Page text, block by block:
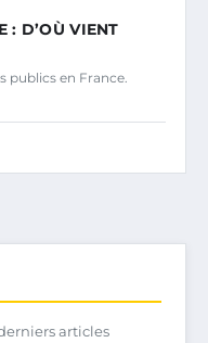
: D’OÙ VIENT
publics en France.
articles